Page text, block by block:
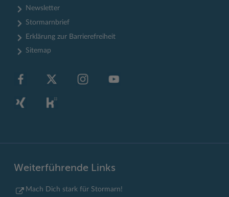
Newsletter
Stormarnbrief
Erklärung zur Barrierefreiheit
Sitemap
Weiterführende Links
Mach Dich stark für Stormarn!